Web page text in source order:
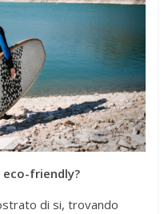
eco-friendly?
di si, trovando